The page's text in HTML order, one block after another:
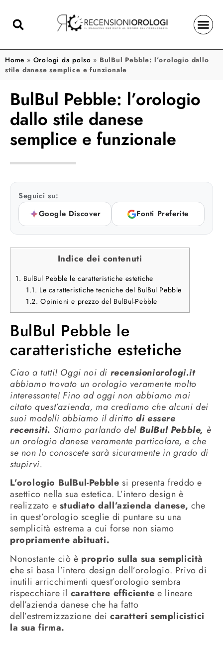
Home » Orologi da polso » BulBul Pebble: l’orologio dallo
stile danese semplice e funzionale
BulBul Pebble: l’orologio
dallo stile danese
semplice e funzionale
Seguici su:
Google Discover
Fonti Preferite
Indice dei contenuti
1. BulBul Pebble le caratteristiche estetiche
1.1. Le caratteristiche tecniche del BulBul Pebble
1.2. Opinioni e prezzo del BulBul-Pebble
BulBul Pebble le
caratteristiche estetiche
Ciao a tutti! Oggi noi di recensioniorologi.it
abbiamo trovato un orologio veramente molto
interessante! Fino ad oggi non abbiamo mai
citato quest’azienda, ma crediamo che alcuni dei
suoi modelli abbiamo il dirittodi essere
recensiti. Stiamo parlando del BulBul Pebble, è
un orologio danese veramente particolare, e che
se non lo conoscete sarà sicuramente in grado di
stupirvi.
L’orologio BulBul-Pebble si presenta freddo e
asettico nella sua estetica. L’intero design è
realizzato e studiato dall’azienda danese, che
in quest’orologio sceglie di puntare su una
semplicità estrema a cui forse non siamo
propriamente abituati.
Nonostante ciò è proprio sulla sua semplicità
che si basa l’intero design dell’orologio. Privo di
inutili arricchimenti quest’orologio sembra
rispecchiare il carattere efficiente e lineare
dell’azienda danese che ha fatto
dell’estremizzazione deicaratteri semplicistici
la sua firma.